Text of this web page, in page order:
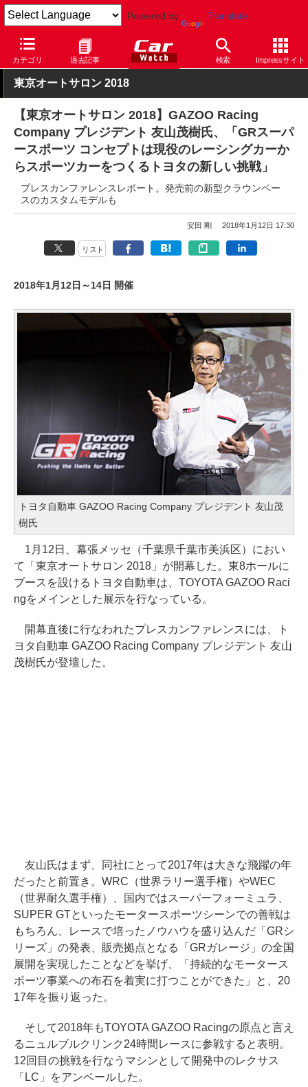
Powered by Translate
カテゴリ 過去記事 検索 Impressサイト
Car Watch イベント 東京オートサロン
東京オートサロン 2018
【東京オートサロン 2018】GAZOO Racing
Company プレジデント 友山茂樹氏、「GRスーパ
ースポーツ コンセプトは現役のレーシングカーか
らスポーツカーをつくるトヨタの新しい挑戦」
プレスカンファレンスレポート。発売前の新型クラウンベー
スのカスタムモデルも
安田 剛 2018年1月12日 17:30
リスト
2018年1月12日～14日 開催
トヨタ自動車 GAZOO Racing Company プレジデント 友山茂
樹氏
1月12日、幕張メッセ（千葉県千葉市美浜区）におい
て「東京オートサロン 2018」が開幕した。東8ホールに
ブースを設けるトヨタ自動車は、TOYOTA GAZOO Raci
ngをメインとした展示を行なっている。
開幕直後に行なわれたプレスカンファレンスには、ト
ヨタ自動車 GAZOO Racing Company プレジデント 友山
茂樹氏が登壇した。
友山氏はまず、同社にとって2017年は大きな飛躍の年
だったと前置き。WRC（世界ラリー選手権）やWEC
（世界耐久選手権）、国内ではスーパーフォーミュラ、
SUPER GTといったモータースポーツシーンでの善戦は
もちろん、レースで培ったノウハウを盛り込んだ「GRシ
リーズ」の発表、販売拠点となる「GRガレージ」の全国
展開を実現したことなどを挙げ、「持続的なモータース
ポーツ事業への布石を着実に打つことができた」と、20
17年を振り返った。
そして2018年もTOYOTA GAZOO Racingの原点と言え
るニュルブルクリンク24時間レースに参戦すると表明。
12回目の挑戦を行なうマシンとして開発中のレクサス
「LC」をアンベールした。